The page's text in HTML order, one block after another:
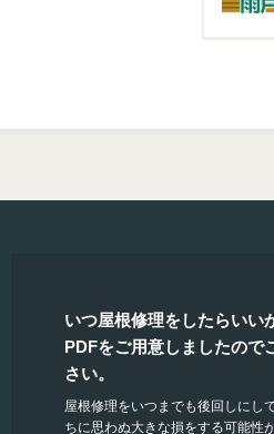
いつ屋根修理をしたらいい
PDFをご用意しましたので
さい。
屋根修理をいつまでも後回しにし
ちに思わぬ大きな損をする可能性